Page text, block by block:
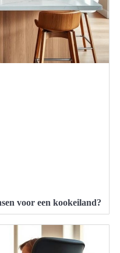
voor een kookeiland?